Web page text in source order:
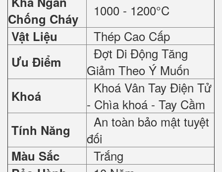
Chống Cháy
1000 - 1200°C
Vật Liệu Thép Cao Cấp
Ưu Điểm
Đợt Di Động Tăng
Giảm Theo Ý Muốn
Khoá
Khoá Vân Tay Điện Tử
- Chìa khoá - Tay Cầm
Tính Năng
An toàn bảo mật tuyệt
đối
Màu Sắc Trắng